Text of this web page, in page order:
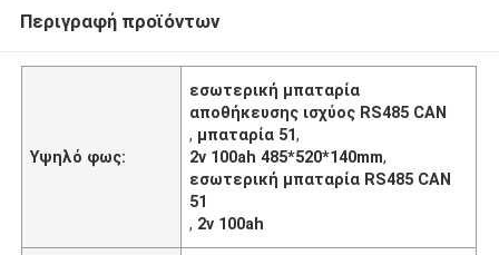
Περιγραφή προϊόντων
Υψηλό φως:
εσωτερική μπαταρία
αποθήκευσης ισχύος RS485 CAN
, μπαταρία 51,
2v 100ah 485*520*140mm,
εσωτερική μπαταρία RS485 CAN
51
, 2v 100ah